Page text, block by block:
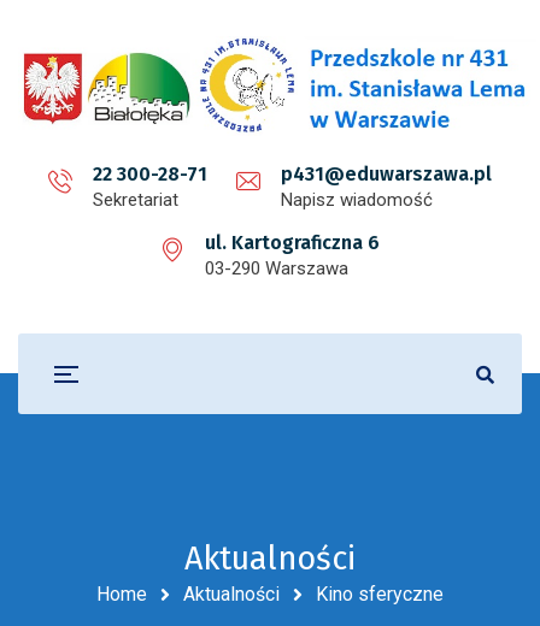
22 300-28-71
Sekretariat
p431@eduwarszawa.pl
Napisz wiadomość
ul. Kartograficzna 6
03-290 Warszawa
Aktualności
Home Aktualności Kino sferyczne